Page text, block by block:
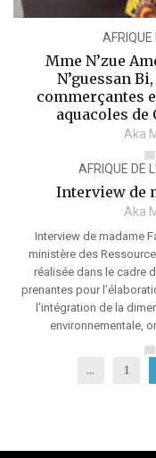
AFRIQUE
Mme N’zue
N’guessan
commerçantes
aquacoles de
Aka
AFRIQUE DE
Interview de
Aka
Interview de madame
ministère des
réalisée dans le cadre
prenantes pour
l’intégration de la
environnementale,
... 1